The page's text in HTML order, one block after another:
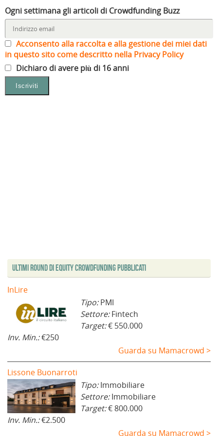
Ogni settimana gli articoli di Crowdfunding Buzz
Acconsento alla raccolta e alla gestione dei miei dati
in questo sito come descritto nella Privacy Policy
Dichiaro di avere più di 16 anni
Ultimi Round di Equity Crowdfunding Pubblicati
InLire
Tipo:PMI
Settore:Fintech
Target:€ 550.000
Inv. Min.:€250
Guarda su Mamacrowd >
Lissone Buonarroti
Tipo:Immobiliare
Settore:Immobiliare
Target:€ 800.000
Inv. Min.:€2.500
Guarda su Mamacrowd >